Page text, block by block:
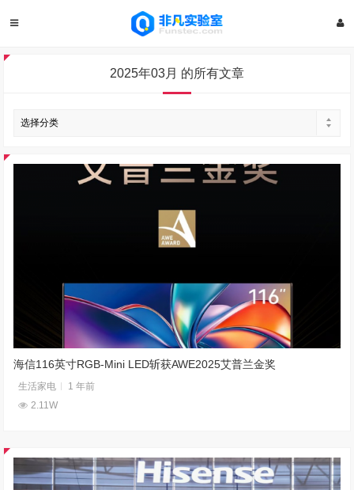
2025年03月 的所有文章
海信116英寸RGB-Mini LED斩获AWE2025艾普兰金奖
生活家电
1 年前
2.11W